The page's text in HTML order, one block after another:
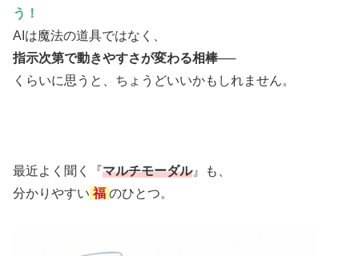
う！
AIは魔法の道具ではなく、
指示次第で動きやすさが変わる相棒──
くらいに思うと、ちょうどいいかもしれません。
最近よく聞く『マルチモーダル』も、
分かりやすい 福 のひとつ。